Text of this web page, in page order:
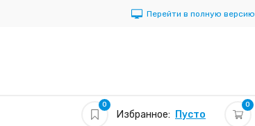
Перейти в полную версию
0
Избранное: Пусто
0